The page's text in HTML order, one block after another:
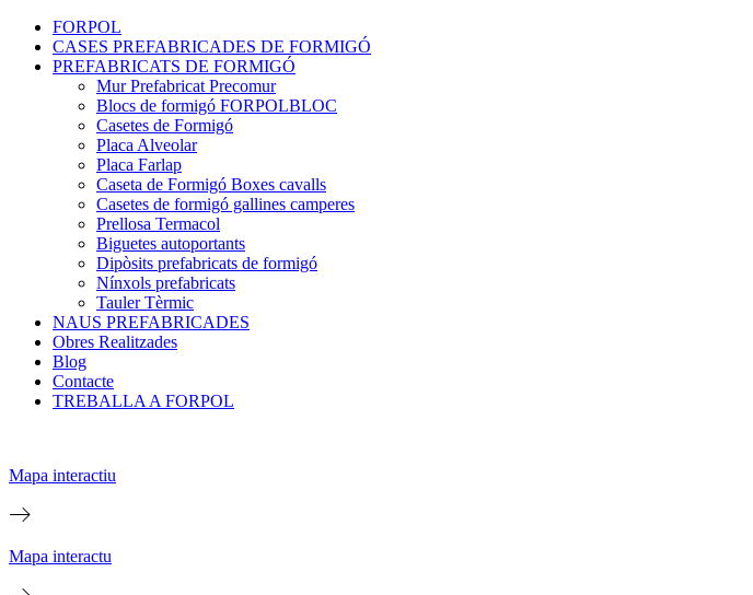
FORPOL
CASES PREFABRICADES DE FORMIGÓ
PREFABRICATS DE FORMIGÓ
Mur Prefabricat Precomur
Blocs de formigó FORPOLBLOC
Casetes de Formigó
Placa Alveolar
Placa Farlap
Caseta de Formigó Boxes cavalls
Casetes de formigó gallines camperes
Prellosa Termacol
Biguetes autoportants
Dipòsits prefabricats de formigó
Nínxols prefabricats
Tauler Tèrmic
NAUS PREFABRICADES
Obres Realitzades
Blog
Contacte
TREBALLA A FORPOL
Mapa interactiu
Mapa interactu